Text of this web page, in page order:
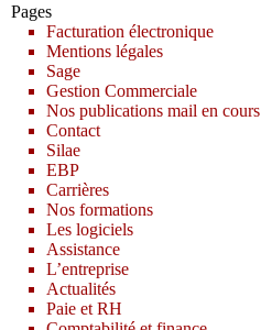
Pages
Facturation électronique
Mentions légales
Sage
Gestion Commerciale
Nos publications mail en cours
Contact
Silae
EBP
Carrières
Nos formations
Les logiciels
Assistance
L’entreprise
Actualités
Paie et RH